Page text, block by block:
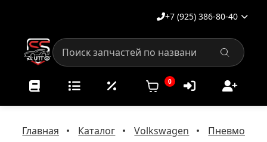
+7 (925) 386-80-40
0
Главная Каталог Volkswagen